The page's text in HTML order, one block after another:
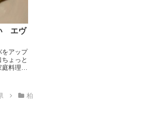
エヴ
をアップ
ょっと
料理の
ってき
介と野 柏